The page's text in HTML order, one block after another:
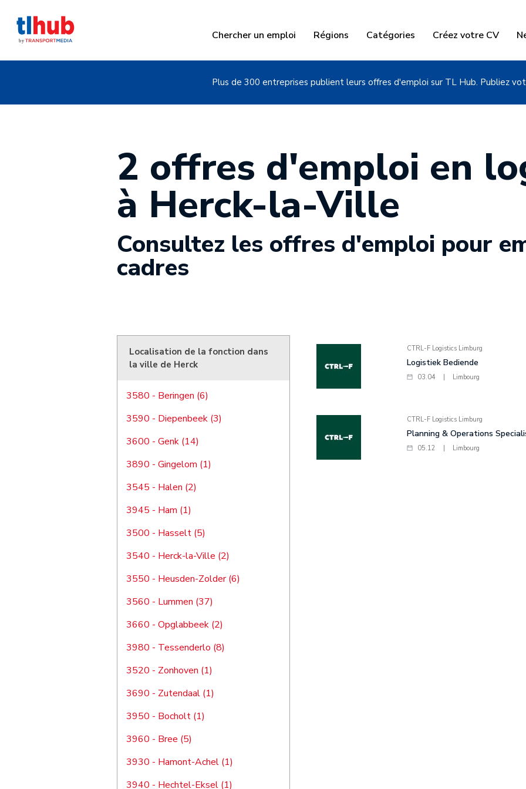
Chercher un emploi Régions Catégories Créez votre CV
Plus de 300 entreprises publient leurs offres d'emploi sur TL Hub. Publiez
2 offres d'emploi en
à Herck-la-Ville
Consultez les offres d'emploi pour
cadres
Localisation de la fonction dans
la ville de Herck
3580 - Beringen (6)
3590 - Diepenbeek (3)
3600 - Genk (14)
3890 - Gingelom (1)
3545 - Halen (2)
3945 - Ham (1)
3500 - Hasselt (5)
3540 - Herck-la-Ville (2)
3550 - Heusden-Zolder (6)
3560 - Lummen (37)
3660 - Opglabbeek (2)
3980 - Tessenderlo (8)
3520 - Zonhoven (1)
3690 - Zutendaal (1)
3950 - Bocholt (1)
3960 - Bree (5)
3930 - Hamont-Achel (1)
3940 - Hechtel-Eksel (1)
CTRL-F Logistics Limburg
Logistiek Bediende
03.04 Limbourg
CTRL-F Logistics Limburg
Planning & Operations
05.12 Limbourg